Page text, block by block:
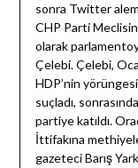
sonra Twitter
CHP Parti
olarak
Çelebi. Çelebi,
HDP’nin
suçladı,
partiye katıldı.
İttifakına
gazeteci Barış